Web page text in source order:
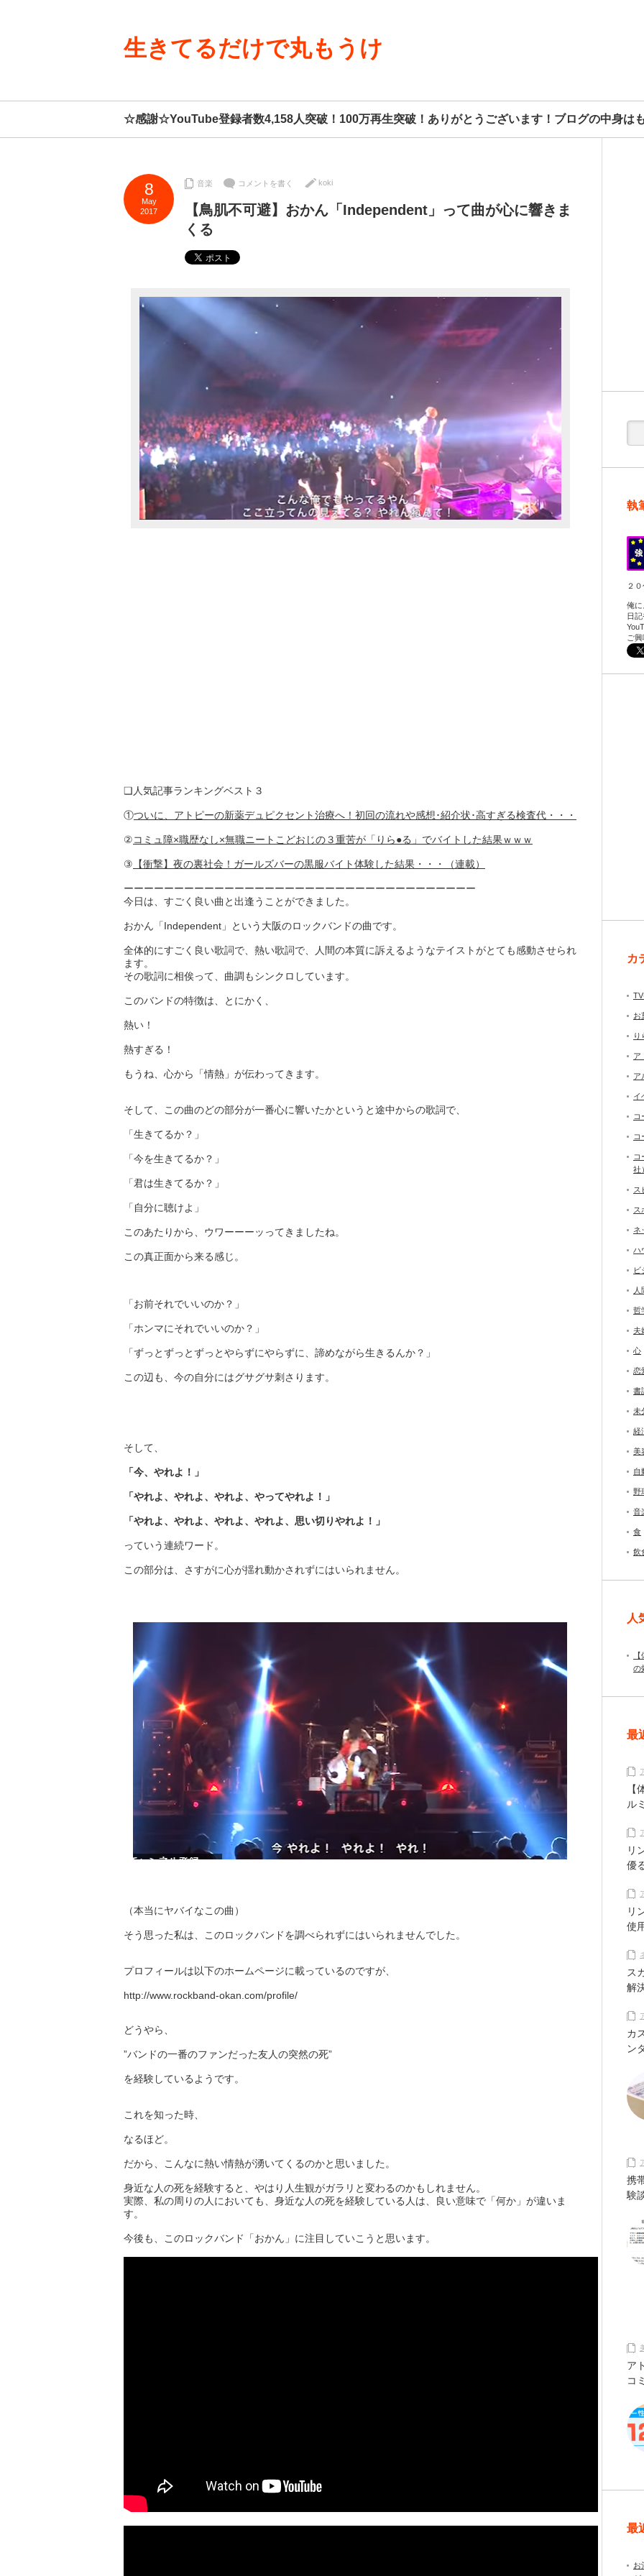
生きてるだけで丸もうけ
☆感謝☆YouTube登録者数4,158人突破！100万再生突破！ありがとうございます！ブログの中身は
8
May
2017
音楽 コメントを書く koki
【鳥肌不可避】おかん「Independent」って曲が心に響きま
くる
❑人気記事ランキングベスト３
①ついに、アトピーの新薬デュピクセント治療へ！初回の流れや感想･紹介状･高すぎる検査代・・・
②コミュ障×職歴なし×無職ニートこどおじの３重苦が「りら●る」でバイトした結果ｗｗｗ
③ 【衝撃】夜の裏社会！ガールズバーの黒服バイト体験した結果・・・（連載）
ーーーーーーーーーーーーーーーーーーーーーーーーーーーーーーーーーーー
今日は、すごく良い曲と出逢うことができました。
おかん「Independent」という大阪のロックバンドの曲です。
全体的にすごく良い歌詞で、熱い歌詞で、人間の本質に訴えるようなテイストがとても感動させられ
ます。
その歌詞に相俟って、曲調もシンクロしています。
このバンドの特徴は、とにかく、
熱い！
熱すぎる！
もうね、心から「情熱」が伝わってきます。
そして、この曲のどの部分が一番心に響いたかというと途中からの歌詞で、
「生きてるか？」
「今を生きてるか？」
「君は生きてるか？」
「自分に聴けよ」
このあたりから、ウワーーーッってきましたね。
この真正面から来る感じ。
「お前それでいいのか？」
「ホンマにそれでいいのか？」
「ずっとずっとずっとやらずにやらずに、諦めながら生きるんか？」
この辺も、今の自分にはグサグサ刺さります。
そして、
「今、やれよ！」
「やれよ、やれよ、やれよ、やってやれよ！」
「やれよ、やれよ、やれよ、やれよ、思い切りやれよ！」
っていう連続ワード。
この部分は、さすがに心が揺れ動かされずにはいられません。
（本当にヤバイなこの曲）
そう思った私は、このロックバンドを調べられずにはいられませんでした。
プロフィールは以下のホームページに載っているのですが、
http://www.rockband-okan.com/profile/
どうやら、
”バンドの一番のファンだった友人の突然の死”
を経験しているようです。
これを知った時、
なるほど。
だから、こんなに熱い情熱が湧いてくるのかと思いました。
身近な人の死を経験すると、やはり人生観がガラリと変わるのかもしれません。
実際、私の周りの人においても、身近な人の死を経験している人は、良い意味で「何か」が違いま
す。
今後も、このロックバンド「おかん」に注目していこうと思います。
執
２
俺に
日
ご
カ
お
り
ア
ア
イ
コ
コ
コ
社
ス
ス
ネ
ハ
ビ
人
哲
夫
心
恋
書
未
経
美
自
野
音
食
飲
人
の
最
ル
リ
優
リ
使
ス
解
カ
ン
携
験
ア
コ
最
お